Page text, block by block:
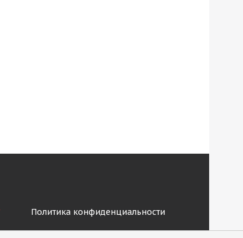
Политика конфиденциальности